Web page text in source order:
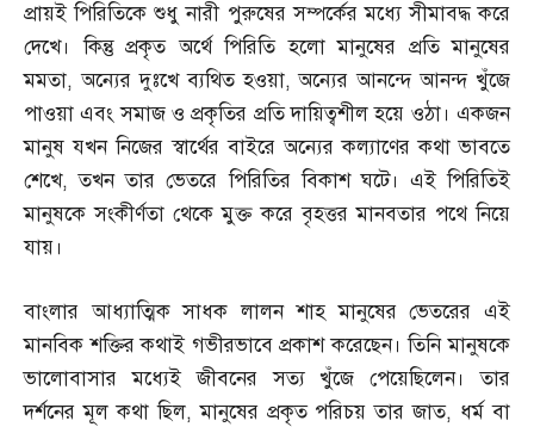
প্রায়ই পিরিতিকে শুধু নারী পুরুষের সম্পর্কের মধ্যে সীমাবদ্ধ করে
দেখে। কিন্তু প্রকৃত অর্থে পিরিতি হলো মানুষের প্রতি মানুষের
মমতা,অন্যের দুঃখে ব্যথিত হওয়া,অন্যের আনন্দে আনন্দ খুঁজে
পাওয়া এবং সমাজ ও প্রকৃতির প্রতি দায়িত্বশীল হয়ে ওঠা। একজন
মানুষ যখন নিজের স্বার্থের বাইরে অন্যের কল্যাণের কথা ভাবতে
শেখে,তখন তার ভেতরে পিরিতির বিকাশ ঘটে। এই পিরিতিই
মানুষকে সংকীর্ণতা থেকে মুক্ত করে বৃহত্তর মানবতার পথে নিয়ে
যায়।
বাংলার আধ্যাত্মিক সাধক লালন শাহ মানুষের ভেতরের এই
মানবিক শক্তির কথাই গভীরভাবে প্রকাশ করেছেন। তিনি মানুষকে
ভালোবাসার মধ্যেই জীবনের সত্য খুঁজে পেয়েছিলেন। তার
দর্শনের মূল কথা ছিল,মানুষের প্রকৃত পরিচয় তার জাত, ধর্ম বা